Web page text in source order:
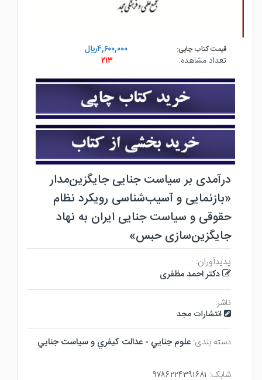
قیمت کتاب چاپی:
۴,۶۰۰,۰۰۰ريال
تعداد مشاهده:
۲۱۳
درآمدی بر سیاست جنایی جایگزین‌مدار
«بازنمایی و آسیب‌شناسی رویکرد نظام
حقوقی و سیاست جنایی ایران به نهاد
جایگزین‌سازی حبس»
پدیدآوران:
دکتر احمد مظفری
ناشر:
انتشارات مجد
دسته بندی: علوم جنايي - عدالت كيفري و سياست جنايي
شابک: ۹۷۸۶۲۲۴۳۹۱۶۸۱